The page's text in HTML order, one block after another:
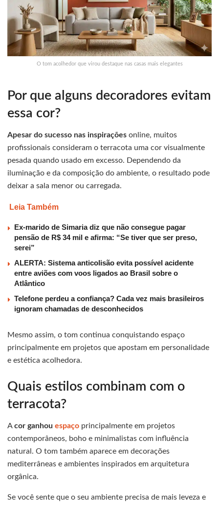
O tom acolhedor que virou destaque nas casas mais elegantes
Por que alguns decoradores evitam
essa cor?
Apesar do sucesso nas inspirações online, muitos
profissionais consideram o terracota uma cor visualmente
pesada quando usado em excesso. Dependendo da
iluminação e da composição do ambiente, o resultado pode
deixar a sala menor ou carregada.
Leia Também
Ex-marido de Simaria diz que não consegue pagar
pensão de R$ 34 mil e afirma: “Se tiver que ser preso,
serei”
ALERTA: Sistema anticolisão evita possível acidente
entre aviões com voos ligados ao Brasil sobre o
Atlântico
Telefone perdeu a confiança? Cada vez mais brasileiros
ignoram chamadas de desconhecidos
Mesmo assim, o tom continua conquistando espaço
principalmente em projetos que apostam em personalidade
e estética acolhedora.
Quais estilos combinam com o
terracota?
Acor ganhou espaço principalmente em projetos
contemporâneos, boho e minimalistas com influência
natural. O tom também aparece em decorações
mediterrâneas e ambientes inspirados em arquitetura
orgânica.
Se você sente que o seu ambiente precisa de mais leveza e